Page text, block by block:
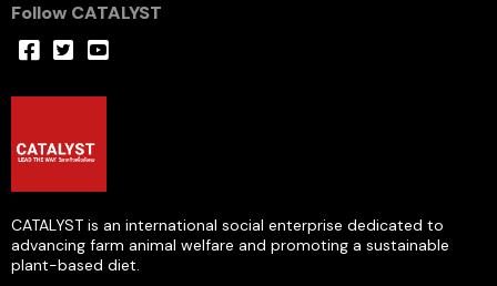
Follow CATALYST
CATALYST is an international social enterprise dedicated to
advancing farm animal welfare and promoting a sustainable
plant-based diet.